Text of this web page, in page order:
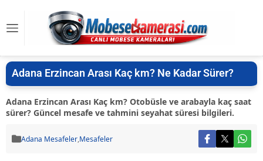
Adana Erzincan Arası Kaç km? Ne Kadar Sürer?
Adana Erzincan Arası Kaç km? Otobüsle ve arabayla kaç saat
sürer? Güncel mesafe ve tahmini seyahat süresi bilgileri.
Adana Mesafeler,Mesafeler